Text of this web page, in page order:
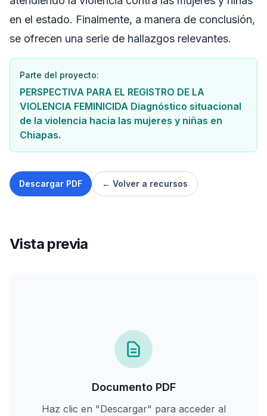
en el estado. Finalmente, a manera de conclusión,
se ofrecen una serie de hallazgos relevantes.
Parte del proyecto:
PERSPECTIVA PARA EL REGISTRO DE LA
VIOLENCIA FEMINICIDA Diagnóstico situacional
de la violencia hacia las mujeres y niñas en
Chiapas.
Descargar PDF ← Volver a recursos
Vista previa
Documento PDF
Haz clic en "Descargar" para acceder al